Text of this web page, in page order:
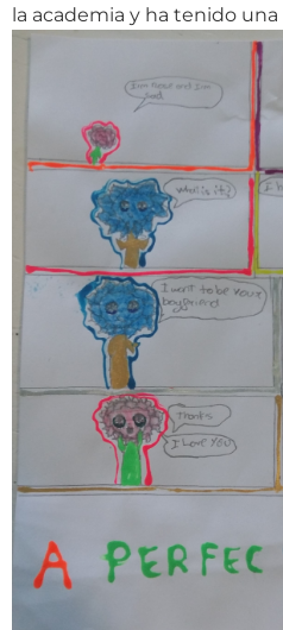
la academia y ha tenido